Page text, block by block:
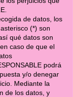
de datos, los
(*) son
qué datos son
caso de que el
podrá
y/o denegar
Mediante la
de los datos, y